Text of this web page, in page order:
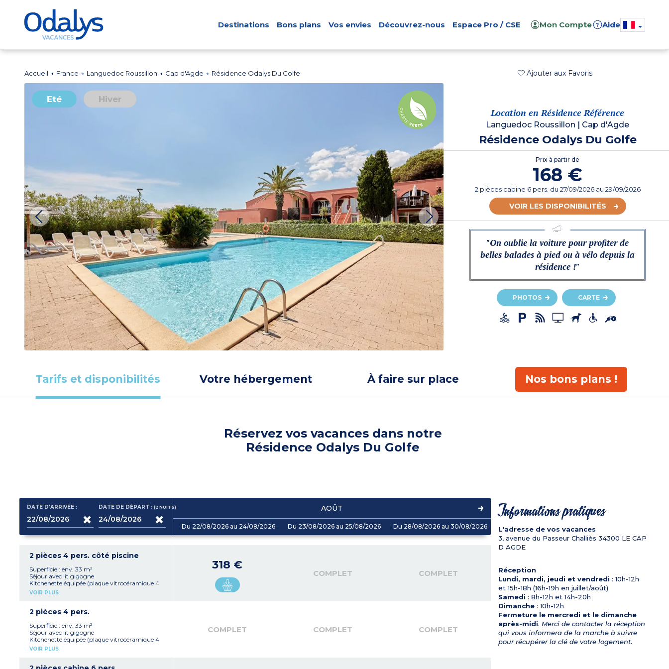
Destinations Bons plans Vos envies Découvrez-nous Espace Pro / CSE Mon Compte ? Aide
Accueil France Languedoc Roussillon Cap d'Agde Résidence Odalys Du Golfe Ajouter aux Favoris
Eté Hiver
Location en Résidence Référence
Languedoc Roussillon Cap d'Agde
Résidence Odalys Du Golfe
Prix à partir de
168 €
2 pièces cabine 6 pers. du 27/09/2026au 29/09/2026
VOIR LES DISPONIBILITÉS
"On oublie la voiture pour profiter de
belles balades à pied ou à vélo depuis la
résidence !"
PHOTOS CARTE
Tarifs et disponibilités Votre hébergement À faire sur place Nos bons plans !
Réservez vos vacances dans notre
Résidence Odalys Du Golfe
DATE D'ARRIVÉE : DATE DE DÉPART :(2NUITS) AOÛT
Du 22/08/2026 au 24/08/2026 Du 23/08/2026 au 25/08/2026 Du 28/08/2026 au 30/08/2026
2 pièces 4 pers. côté piscine
Superficie : env. 33 m²
Séjour avec lit gigogne
Kitchenette équipée (plaque vitrocéramique 4
feux, réfrigérateur avec congélateur, micro-
Chambre avec 1 grand lit
Salle de bains avec baignoire et WC, sèche-
cheveux, miroir grossissant (douche dans les
PMR*)
*Personne à mobilité réduite
VOIR PLUS
318 €
COMPLET COMPLET
2 pièces 4 pers.
Superficie : env. 33 m²
Séjour avec lit gigogne
Kitchenette équipée (plaque vitrocéramique 4
feux, réfrigérateur avec congélateur, micro-
Chambre avec 1 grand lit
VOIR PLUS
COMPLET COMPLET COMPLET
Informations pratiques
L'adresse de vos vacances
3, avenue du Passeur Challiès 34300 LE CAP
D AGDE
Réception
Lundi, mardi, jeudi et vendredi : 10h-12h
et 15h-18h (16h-19h en juillet/août)
Samedi : 8h-12h et 14h-20h
Dimanche: 10h-12h
Fermeture le mercredi et le dimanche
après-midi. Merci de contacter la réception
qui vous informera de la marche à suivre
pour récupérer la clé de votre logement.